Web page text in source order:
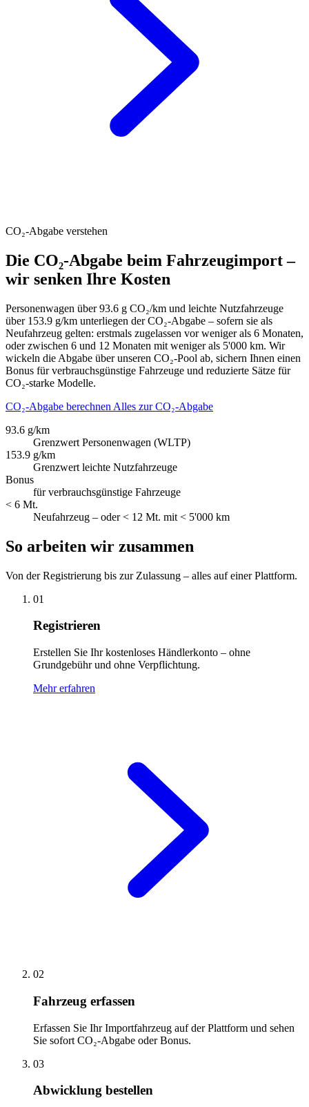
CO₂-Abgabe verstehen
Die CO₂-Abgabe beim Fahrzeugimport –
wir senken Ihre Kosten
Personenwagen über 93.6 g CO₂/km und leichte Nutzfahrzeuge
über 153.9 g/km unterliegen der CO₂-Abgabe – sofern sie als
Neufahrzeug gelten: erstmals zugelassen vor weniger als 6 Monaten,
oder zwischen 6 und 12 Monaten mit weniger als 5'000 km. Wir
wickeln die Abgabe über unseren CO₂-Pool ab, sichern Ihnen einen
Bonus für verbrauchsgünstige Fahrzeuge und reduzierte Sätze für
CO₂-starke Modelle.
CO₂-Abgabe berechnen Alles zur CO₂-Abgabe
93.6 g/km
Grenzwert Personenwagen (WLTP)
153.9 g/km
Grenzwert leichte Nutzfahrzeuge
Bonus
für verbrauchsgünstige Fahrzeuge
< 6 Mt.
Neufahrzeug – oder < 12 Mt. mit < 5'000 km
So arbeiten wir zusammen
Von der Registrierung bis zur Zulassung – alles auf einer Plattform.
01
Registrieren
Erstellen Sie Ihr kostenloses Händlerkonto – ohne
Grundgebühr und ohne Verpflichtung.
Mehr erfahren
02
Fahrzeug erfassen
Erfassen Sie Ihr Importfahrzeug auf der Plattform und sehen
Sie sofort CO₂-Abgabe oder Bonus.
03
Abwicklung bestellen